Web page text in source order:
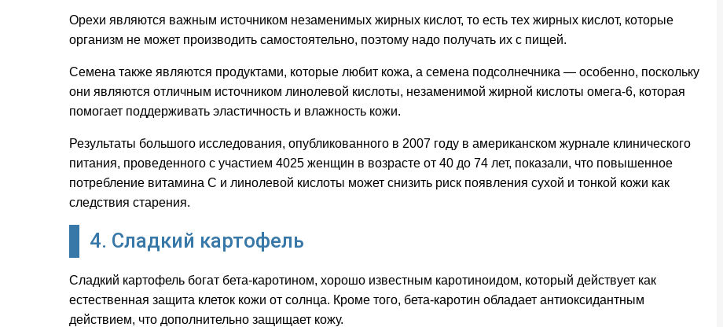
Орехи являются важным источником незаменимых жирных кислот, то есть тех жирных кислот, которые
организм не может производить самостоятельно, поэтому надо получать их с пищей.
Семена также являются продуктами, которые любит кожа, а семена подсолнечника — особенно, поскольку
они являются отличным источником линолевой кислоты, незаменимой жирной кислоты омега-6, которая
помогает поддерживать эластичность и влажность кожи.
Результаты большого исследования, опубликованного в 2007 году в американском журнале клинического
питания, проведенного с участием 4025 женщин в возрасте от 40 до 74 лет, показали, что повышенное
потребление витамина С и линолевой кислоты может снизить риск появления сухой и тонкой кожи как
следствия старения.
4. Сладкий картофель
Сладкий картофель богат бета-каротином, хорошо известным каротиноидом, который действует как
естественная защита клеток кожи от солнца. Кроме того, бета-каротин обладает антиоксидантным
действием, что дополнительно защищает кожу.